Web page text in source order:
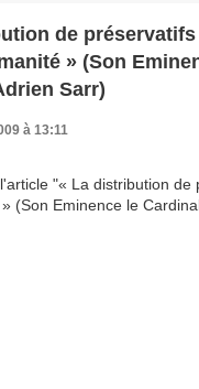
de
» (Son
Sarr)
à 13:11